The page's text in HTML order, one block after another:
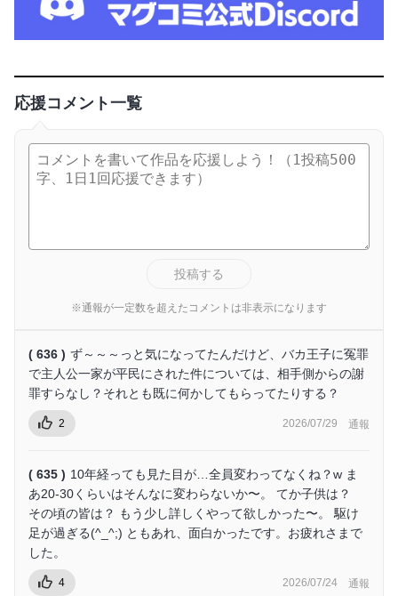
応援コメント一覧
投稿する
※通報が一定数を超えたコメントは非表示になります
( 636 ) ず～～～っと気になってたんだけど、バカ王子に冤罪
で主人公一家が平民にされた件については、相手側からの謝
罪すらなし？それとも既に何かしてもらってたりする？
2 2026/07/29 通報
( 635 ) 10年経っても見た目が…全員変わってなくね？w ま
あ20-30くらいはそんなに変わらないか〜。 てか子供は？
その頃の皆は？ もう少し詳しくやって欲しかった〜。 駆け
足が過ぎる(^_^;) ともあれ、面白かったです。お疲れさまで
した。
4 2026/07/24 通報